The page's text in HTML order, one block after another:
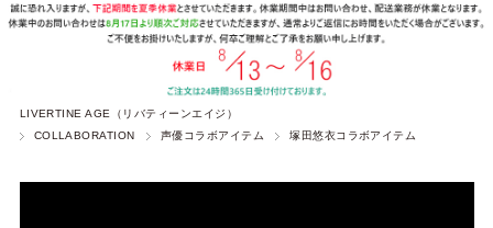
LIVERTINE AGE（リバティーンエイジ）
COLLABORATION
声優コラボアイテム 塚田悠衣コラボアイテム